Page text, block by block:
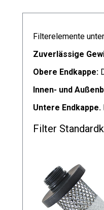
Filterelemente
Zuverlässige
Obere Endkappe:
Innen- und
Untere Endkappe.
Filter